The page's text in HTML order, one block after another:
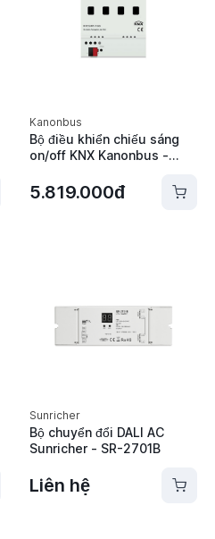
Kanonbus
Bộ điều khiển chiếu sáng
on/off KNX Kanonbus -
5.819.000đ
Sunricher
Bộ chuyển đổi DALI AC
Sunricher - SR-2701B
Liên hệ